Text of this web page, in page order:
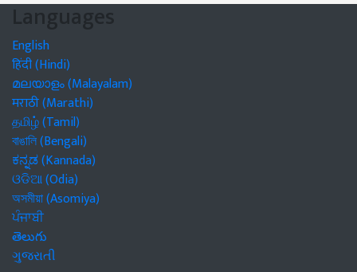
Languages
English
हिंदी (Hindi)
മലയാളം (Malayalam)
मराठी (Marathi)
தமிழ் (Tamil)
বাঙালি (Bengali)
ಕನ್ನಡ (Kannada)
ଓଡିଆ (Odia)
অসমীয়া (Asomiya)
ਪੰਜਾਬੀ
తెలుగు
ગુજરાતી